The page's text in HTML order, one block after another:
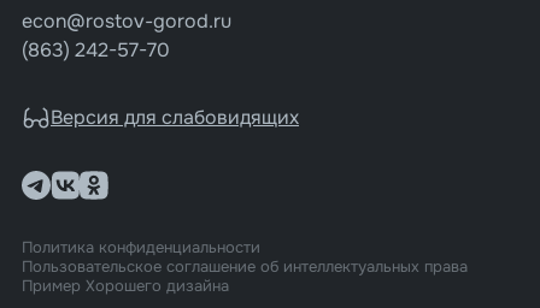
econ@rostov-gorod.ru
(863) 242-57-70
Версия для слабовидящих
Политика конфиденциальности
Пользовательское соглашение об интеллектуальных права
Пример Хорошего дизайна